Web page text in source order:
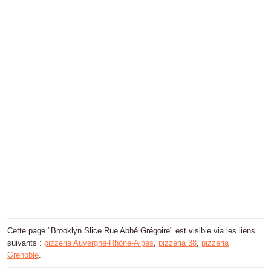
Cette page "Brooklyn Slice Rue Abbé Grégoire" est visible via les liens
suivants : pizzeria Auvergne-Rhône-Alpes, pizzeria 38, pizzeria
Grenoble.